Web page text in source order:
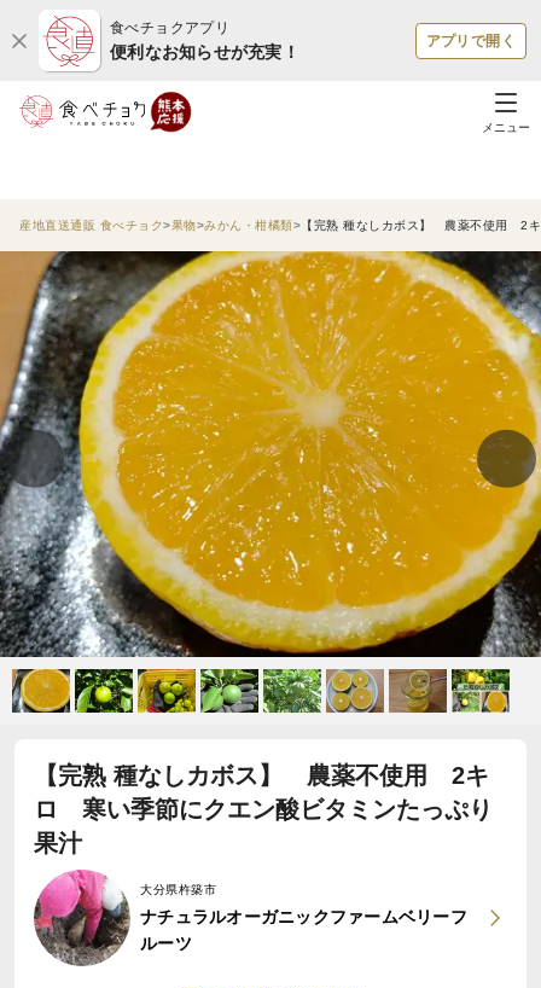
食べチョクアプリ
便利なお知らせが充実！
アプリで開く
メニュー
産地直送通販 食べチョク 果物 みかん・柑橘類 【完熟 種なしカボス】 農薬不使用 2
【完熟 種なしカボス】 農薬不使用 2キ
ロ 寒い季節にクエン酸ビタミンたっぷり
果汁
大分県杵築市
ナチュラルオーガニックファームベリーフ
ルーツ